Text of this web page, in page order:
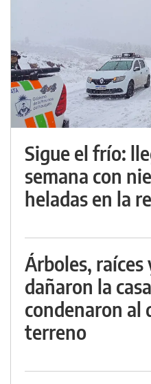
Sigue el frío:
semana con
heladas en la
Árboles, raíces
dañaron la
condenaron al
terreno